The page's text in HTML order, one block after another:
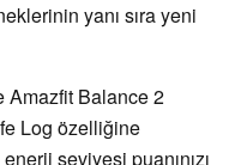
yanı sıra yeni
Amazfit Balance 2
Log özelliğine
seviyesi puanınızı